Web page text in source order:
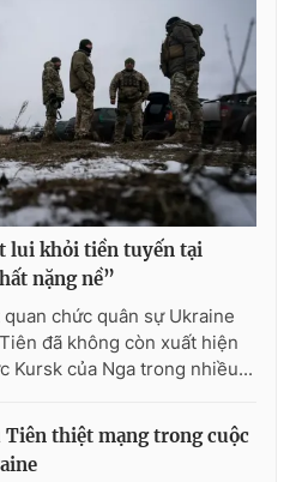
lui khỏi tiền tuyến tại
nặng nề”
chức quân sự Ukraine
đã không còn xuất hiện
Kursk của Nga trong nhiều...
thiệt mạng trong cuộc